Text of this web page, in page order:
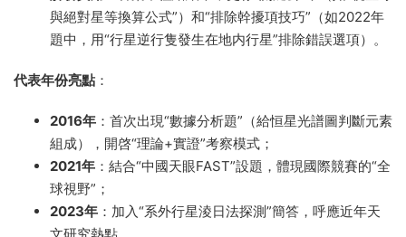
與絕對星等換算公式”）和“排除幹擾項技巧”（如2022年
題中，用“行星逆行隻發生在地内行星”排除錯誤選項）。
代表年份亮點 ：
2016年 ：首次出現“數據分析題”（給恒星光譜圖判斷元素
組成），開啓“理論+實證”考察模式；
2021年 ：結合“中國天眼FAST”設題，體現國際競賽的“全
球視野”；
2023年 ：加入“系外行星淩日法探測”簡答，呼應近年天